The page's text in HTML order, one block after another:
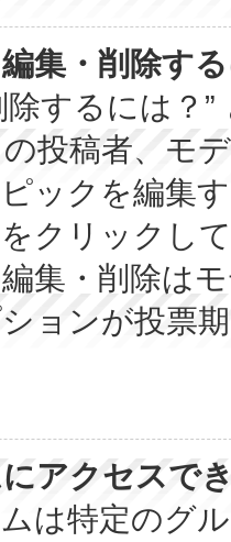
集・削除す
除するには？
投稿者、モ
ックを編集
クリックし
集・削除は
ョンが投票
アクセスで
は特定のグ